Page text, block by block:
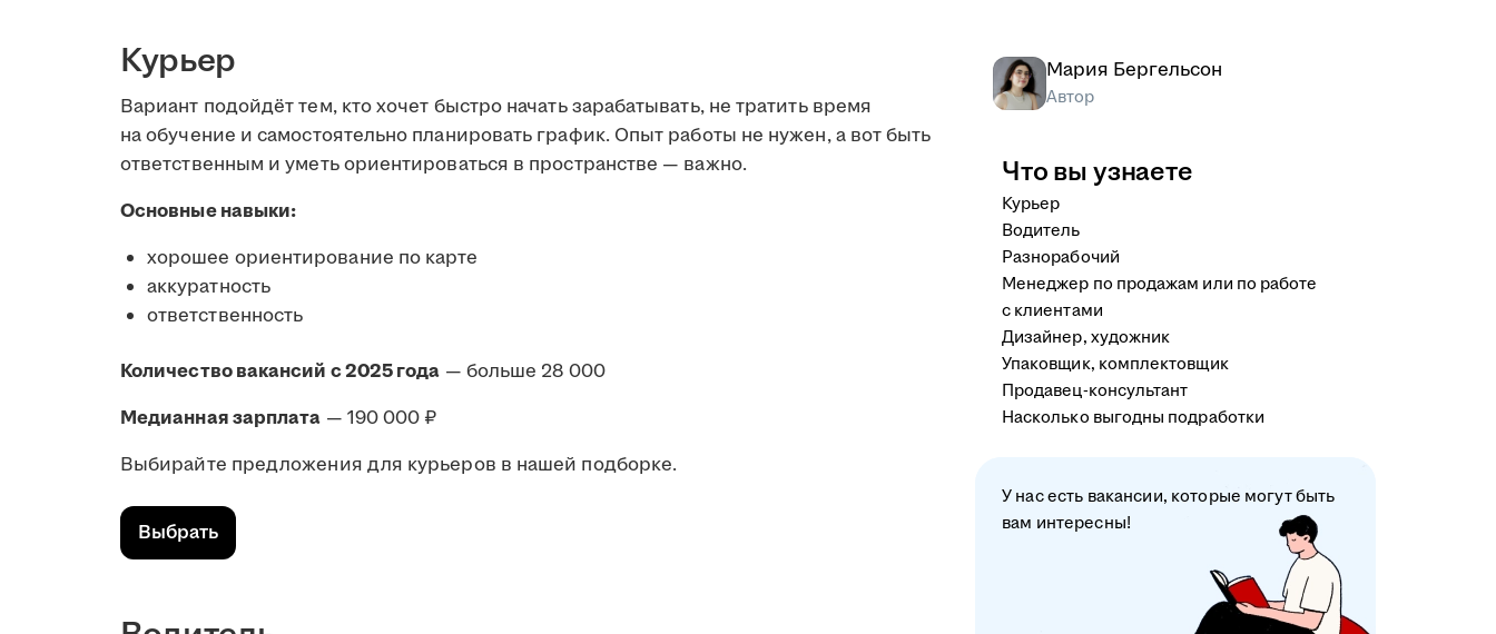
Курьер
Вариант подойдёт тем, кто хочет быстро начать зарабатывать, не тратить время
на обучение и самостоятельно планировать график. Опыт работы не нужен, а вот быть
ответственным и уметь ориентироваться в пространстве — важно.
Основные навыки:
хорошее ориентирование по карте
аккуратность
ответственность
Количество вакансий с 2025 года — больше 28 000
Медианная зарплата — 190 000 ₽
Выбирайте предложения для курьеров в нашей подборке.
Выбрать
Мария Бергельсон
Автор
Что вы узнаете
Курьер
Водитель
Разнорабочий
Менеджер по продажам или по работе
с клиентами
Дизайнер, художник
Упаковщик, комплектовщик
Продавец-консультант
Насколько выгодны подработки
У нас есть вакансии, которые могут быть
вам интересны!